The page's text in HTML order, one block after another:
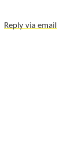
Reply via email